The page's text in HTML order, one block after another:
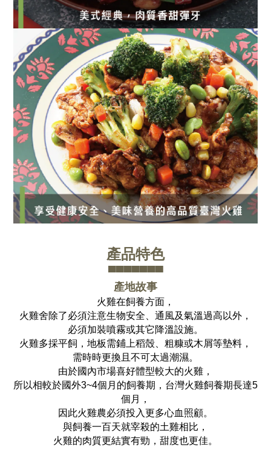
產品特色
▀▀▀▀▀▀▀
產地故事
火雞在飼養方面，
火雞舍除了必須注意生物安全、通風及氣溫過高以外，
必須加裝噴霧或其它降溫設施。
火雞多採平飼，地板需鋪上稻殼、粗糠或木屑等墊料，
需時時更換且不可太過潮濕。
由於國內市場喜好體型較大的火雞，
所以相較於國外3~4個月的飼養期，台灣火雞飼養期長達5
個月，
因此火雞農必須投入更多心血照顧。
與飼養一百天就宰殺的土雞相比，
火雞的肉質更結實有勁，甜度也更佳。